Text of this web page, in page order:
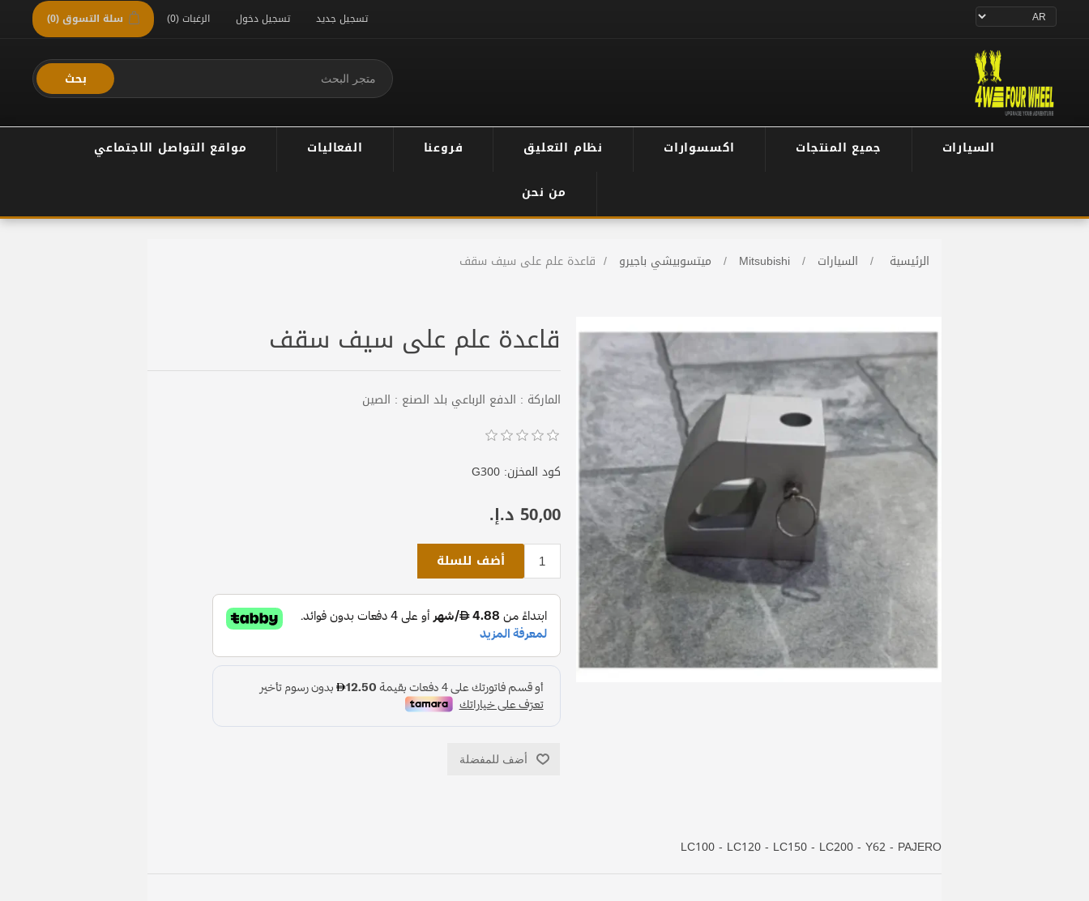
تسجيل جديد تسجيل دخول الرغبات(0) سلة التسوق(0)
بحث
السيارات جميع المنتجات اكسسوارات نظام التعليق فروعنا الفعاليات مواقع التواصل الاجتماعي
من نحن
الرئيسية / السيارات /
Mitsubishi
/ ميتسوبيشي باجيرو / قاعدة علم على سيف سقف
قاعدة علم على سيف سقف
الماركة : الدفع الرباعي بلد الصنع : الصين
كود المخزن: G300
50٫00 د.إ.‏
أضف للسلة
أضف للمفضلة
LC100 - LC120 - LC150 - LC200 - Y62 - PAJERO